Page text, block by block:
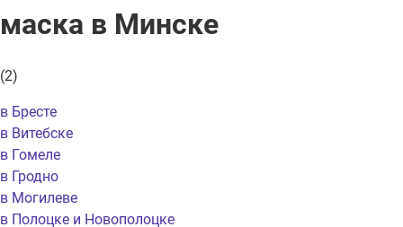
маска в Минске
(2)
в Бресте
в Витебске
в Гомеле
в Гродно
в Могилеве
в Полоцке и Новополоцке